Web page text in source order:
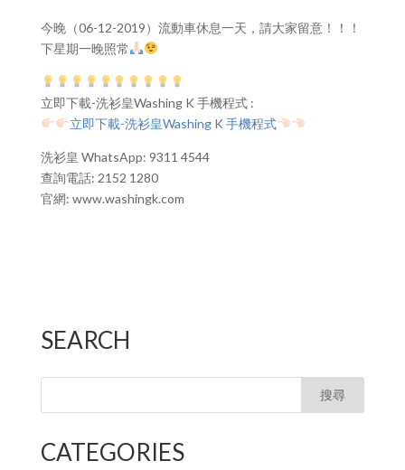
今晚（06-12-2019）流動車休息一天，請大家留意！！！
下星期一晚照常
立即下載-洗衫皇Washing K 手機程式 :
立即下載-洗衫皇Washing K 手機程式
洗衫皇 WhatsApp: 9311 4544
查詢電話: 2152 1280
官網: www.washingk.com
SEARCH
CATEGORIES